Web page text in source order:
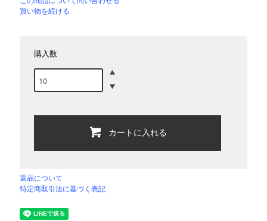
買い物を続ける
購入数
カートに入れる
返品について
特定商取引法に基づく表記